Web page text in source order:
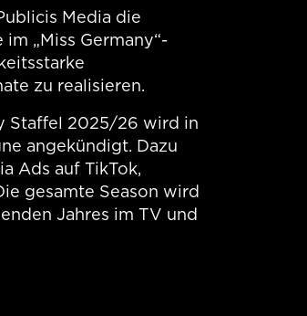
Media die
„Miss Germany“-
zu realisieren.
Staffel 2025/26 wird in
angekündigt. Dazu
Ads auf TikTok,
gesamte Season wird
Jahres im TV und